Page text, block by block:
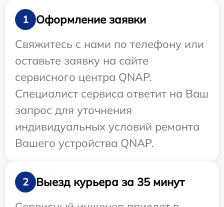
1
Оформление заявки
Свяжитесь с нами по телефону или
оставьте заявку на сайте
сервисного центра QNAP.
Специалист сервиса ответит на Ваш
запрос для уточнения
индивидуальных условий ремонта
Вашего устройства QNAP.
2
Выезд курьера за 35 минут